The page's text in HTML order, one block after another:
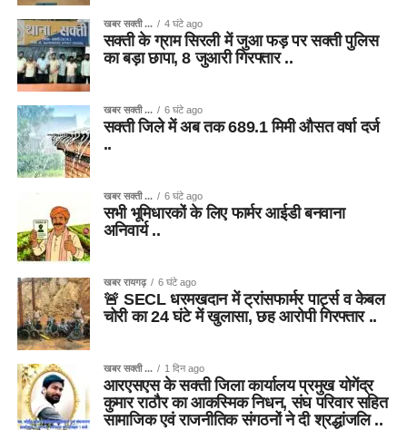
खबर सक्ती ... 4 घंटे ago
सक्ती के ग्राम सिरली में जुआ फड़ पर सक्ती पुलिस
का बड़ा छापा, 8 जुआरी गिरफ्तार ..
खबर सक्ती ... 6 घंटे ago
सक्ती जिले में अब तक 689.1 मिमी औसत वर्षा दर्ज
..
खबर सक्ती ... 6 घंटे ago
सभी भूमिधारकों के लिए फार्मर आईडी बनवाना
अनिवार्य ..
खबर रायगढ़ 6 घंटे ago
🚨 SECL धरमखदान में ट्रांसफार्मर पार्ट्स व केबल
चोरी का 24 घंटे में खुलासा, छह आरोपी गिरफ्तार ..
खबर सक्ती ... 1 दिन ago
आरएसएस के सक्ती जिला कार्यालय प्रमुख योगेंद्र
कुमार राठौर का आकस्मिक निधन, संघ परिवार सहित
सामाजिक एवं राजनीतिक संगठनों ने दी श्रद्धांजलि ..